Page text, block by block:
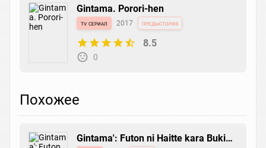
Gintama. Porori-hen
tv сериал 2017 предыстория
8.5
0
Похожее
Gintama': Futon ni Haitte kara Buki